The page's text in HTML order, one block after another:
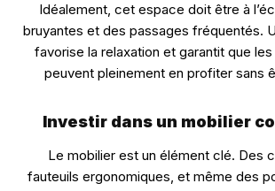
Idéalement, cet espace doit être à
bruyantes et des passages fréquentés.
favorise la relaxation et garantit que
peuvent pleinement en profiter sans
Investir dans un mobilier
Le mobilier est un élément clé. Des
fauteuils ergonomiques, et même des